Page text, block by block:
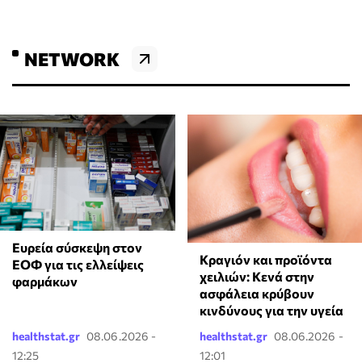
NETWORK
Ευρεία σύσκεψη στον
ΕΟΦ για τις ελλείψεις
φαρμάκων
healthstat.gr 08.06.2026 -
12:25
Κραγιόν και προϊόντα
χειλιών: Κενά στην
ασφάλεια κρύβουν
κινδύνους για την υγεία
healthstat.gr 08.06.2026 -
12:01